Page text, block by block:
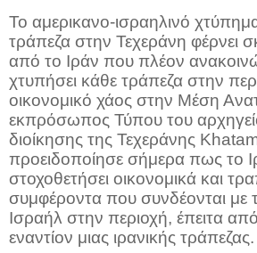
Το αμερικανο-ισραηλινό
τράπεζα στην Τεχεράνη φέρνει
από το Ιράν που πλέον
χτυπήσει κάθε τράπεζα στην
οικονομικό χάος στην Μέση
εκπρόσωπος Τύπου του
διοίκησης της Τεχεράνης
προειδοποίησε σήμερα πως το
στοχοθετήσει οικονομικά και
συμφέροντα που συνδέονται με
Ισραήλ στην περιοχή, έπειτα
εναντίον μιας ιρανικής τράπεζας.